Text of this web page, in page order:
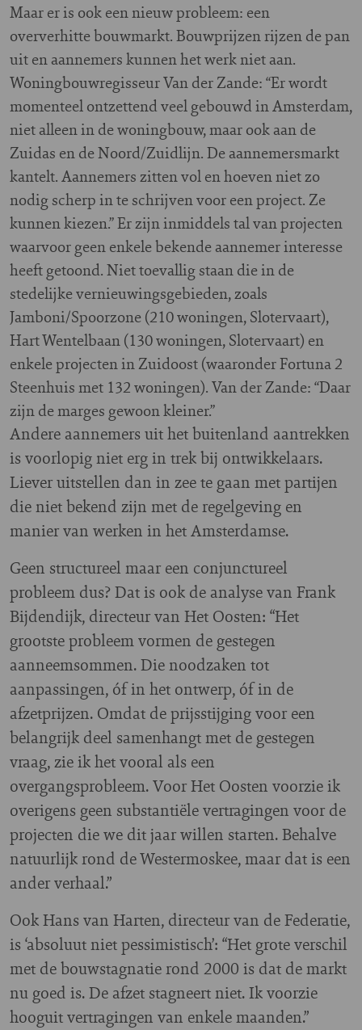
Maar er is ook een nieuw probleem: een
oververhitte bouwmarkt. Bouwprijzen rijzen de pan
uit en aannemers kunnen het werk niet aan.
Woningbouwregisseur Van der Zande: “Er wordt
momenteel ontzettend veel gebouwd in Amsterdam,
niet alleen in de woningbouw, maar ook aan de
Zuidas en de Noord/Zuidlijn. De aannemersmarkt
kantelt. Aannemers zitten vol en hoeven niet zo
nodig scherp in te schrijven voor een project. Ze
kunnen kiezen.” Er zijn inmiddels tal van projecten
waarvoor geen enkele bekende aannemer interesse
heeft getoond. Niet toevallig staan die in de
stedelijke vernieuwingsgebieden, zoals
Jamboni/Spoorzone (210 woningen, Slotervaart),
Hart Wentelbaan (130 woningen, Slotervaart) en
enkele projecten in Zuidoost (waaronder Fortuna 2
Steenhuis met 132 woningen). Van der Zande: “Daar
zijn de marges gewoon kleiner.”
Andere aannemers uit het buitenland aantrekken
is voorlopig niet erg in trek bij ontwikkelaars.
Liever uitstellen dan in zee te gaan met partijen
die niet bekend zijn met de regelgeving en
manier van werken in het Amsterdamse.
Geen structureel maar een conjunctureel
probleem dus? Dat is ook de analyse van Frank
Bijdendijk, directeur van Het Oosten: “Het
grootste probleem vormen de gestegen
aanneemsommen. Die noodzaken tot
aanpassingen, óf in het ontwerp, óf in de
afzetprijzen. Omdat de prijsstijging voor een
belangrijk deel samenhangt met de gestegen
vraag, zie ik het vooral als een
overgangsprobleem. Voor Het Oosten voorzie ik
overigens geen substantiële vertragingen voor de
projecten die we dit jaar willen starten. Behalve
natuurlijk rond de Westermoskee, maar dat is een
ander verhaal.”
Ook Hans van Harten, directeur van de Federatie,
is ‘absoluut niet pessimistisch’: “Het grote verschil
met de bouwstagnatie rond 2000 is dat de markt
nu goed is. De afzet stagneert niet. Ik voorzie
hooguit vertragingen van enkele maanden.”